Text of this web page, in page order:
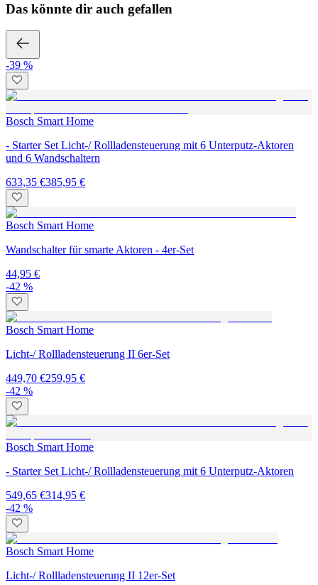
Das könnte dir auch gefallen
-39 %
Bosch Smart Home
- Starter Set Licht-/ Rollladensteuerung mit 6 Unterputz-Aktoren
und 6 Wandschaltern
633,35 €385,95 €
Bosch Smart Home
Wandschalter für smarte Aktoren - 4er-Set
44,95 €
-42 %
Bosch Smart Home
Licht-/ Rollladensteuerung II 6er-Set
449,70 €259,95 €
-42 %
Bosch Smart Home
- Starter Set Licht-/ Rollladensteuerung mit 6 Unterputz-Aktoren
549,65 €314,95 €
-42 %
Bosch Smart Home
Licht-/ Rollladensteuerung II 12er-Set